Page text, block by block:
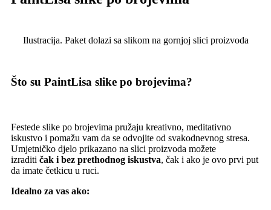
Ilustracija. Paket dolazi sa slikom na gornjoj slici proizvoda
Što su PaintLisa slike po brojevima?
Festede slike po brojevima pružaju kreativno, meditativno
iskustvo i pomažu vam da se odvojite od svakodnevnog stresa.
Umjetničko djelo prikazano na slici proizvoda možete
izraditi čak i bez prethodnog iskustva, čak i ako je ovo prvi put
da imate četkicu u ruci.
Idealno za vas ako: